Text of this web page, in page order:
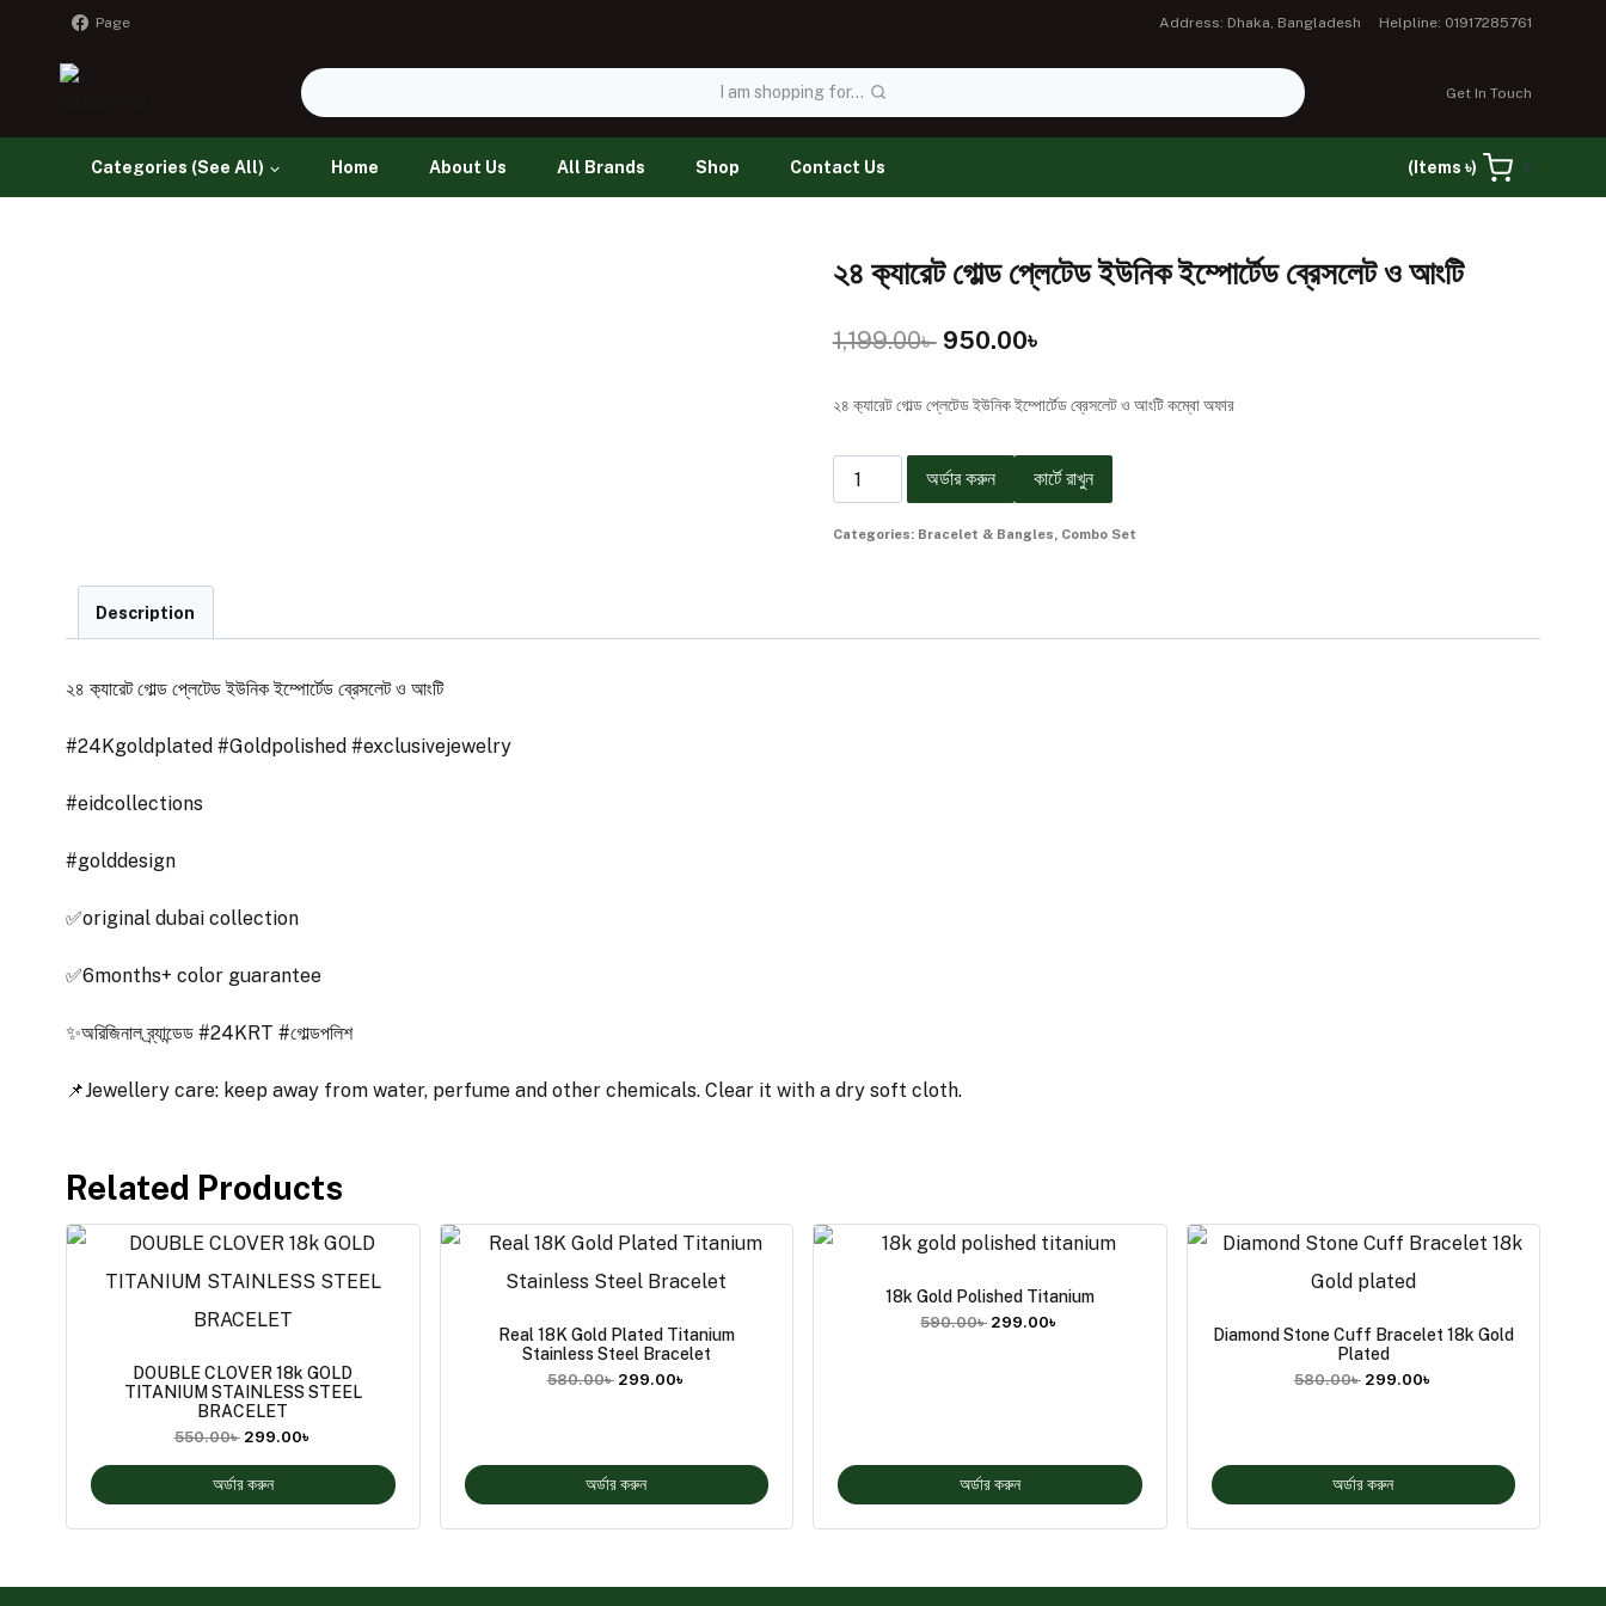
Page Address: Dhaka, Bangladesh Helpline: 01917285761
I am shopping for... Get In Touch
Categories (See All) Home About Us All Brands Shop Contact Us (Items ৳) 0
২৪ ক‍্যারেট গোল্ড প্লেটেড ইউনিক ইম্পোর্টেড ব্রেসলেট ও আংটি
1,199.00৳ 950.00৳
২৪ ক‍্যারেট গোল্ড প্লেটেড ইউনিক ইম্পোর্টেড ব্রেসলেট ও আংটি কম্বো অফার
অর্ডার করুন কার্টে রাখুন
Categories: Bracelet & Bangles, Combo Set
Description
২৪ ক‍্যারেট গোল্ড প্লেটেড ইউনিক ইম্পোর্টেড ব্রেসলেট ও আংটি
#24Kgoldplated #Goldpolished #exclusivejewelry
#eidcollections
#golddesign
✅original dubai collection
✅6months+ color guarantee
✨অরিজিনাল ব্র্যান্ডেড #24KRT #গোল্ডপলিশ
📌Jewellery care: keep away from water, perfume and other chemicals. Clear it with a dry soft cloth.
Related Products
DOUBLE CLOVER 18k GOLD
TITANIUM STAINLESS STEEL
BRACELET
550.00৳ 299.00৳
অর্ডার করুন
Real 18K Gold Plated Titanium
Stainless Steel Bracelet
580.00৳ 299.00৳
অর্ডার করুন
18k Gold Polished Titanium
590.00৳ 299.00৳
অর্ডার করুন
Diamond Stone Cuff Bracelet 18k Gold
Plated
580.00৳ 299.00৳
অর্ডার করুন